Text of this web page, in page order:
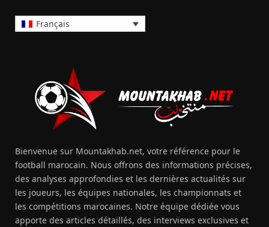
Français
Bienvenue sur Mountakhab.net, votre référence pour le
football marocain. Nous offrons des informations précises,
des analyses approfondies et les dernières actualités sur
les joueurs, les équipes nationales, les championnats et
les compétitions marocaines. Notre équipe dédiée vous
apporte des articles détaillés, des interviews exclusives et